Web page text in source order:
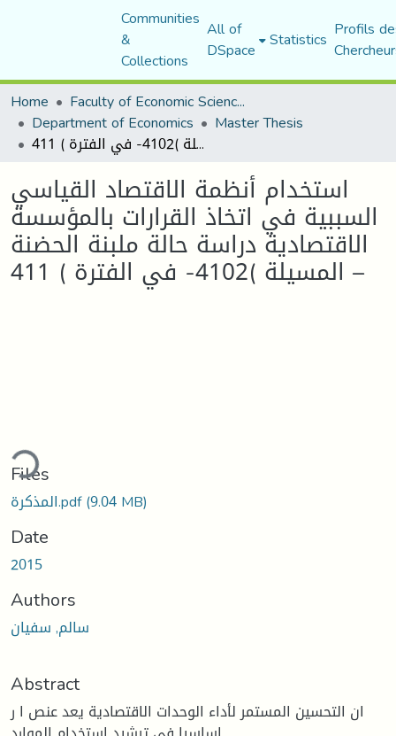
Communities
&
Collections
All of
DSpace Statistics Profils
Home
Faculty of Economic Sciences, Commerce and Management Sciences
Department of Economics Master Thesis
استخدام أنظمة الاقتصاد القياسي السببية في اتخاذ القرارات بالمؤسسة الاقتصادية دراسة حالة ملبنة الحضنة – المسيلة )4102- في الفترة ) 411
استخدام أنظمة الاقتصاد القياسي
السببية في اتخاذ القرارات بالمؤسسة
الاقتصادية دراسة حالة ملبنة الحضنة
– المسيلة )4102- في الفترة ) 411
Files
المذكرة.pdf(9.04 MB)
Date
2015
Authors
سالم, سفيان
Abstract
ان التحسين المستمر لأداء الوحدات الاقتصادية يعد عنص ا ر